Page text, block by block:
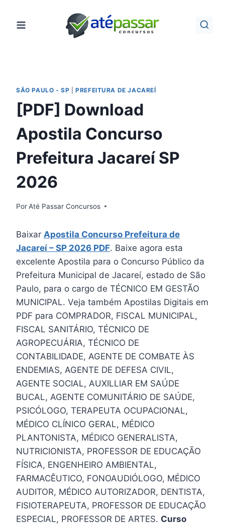
para
SÃO PAULO - SP |PREFEITURA DE JACAREÍ
[PDF] Download
Apostila Concurso
Prefeitura Jacareí SP
2026
PorAté Passar Concursos
Baixar Apostila Concurso Prefeitura de
Jacareí – SP 2026 PDF. Baixe agora esta
excelente Apostila para o Concurso Público da
Prefeitura Municipal de Jacareí, estado de São
Paulo, para o cargo de TÉCNICO EM GESTÃO
MUNICIPAL. Veja também Apostilas Digitais em
PDF para COMPRADOR, FISCAL MUNICIPAL,
FISCAL SANITÁRIO, TÉCNICO DE
AGROPECUÁRIA, TÉCNICO DE
CONTABILIDADE, AGENTE DE COMBATE ÀS
ENDEMIAS, AGENTE DE DEFESA CIVIL,
AGENTE SOCIAL, AUXILLIAR EM SAÚDE
BUCAL, AGENTE COMUNITÁRIO DE SAÚDE,
PSICÓLOGO, TERAPEUTA OCUPACIONAL,
MÉDICO CLÍNICO GERAL, MÉDICO
PLANTONISTA, MÉDICO GENERALISTA,
NUTRICIONISTA, PROFESSOR DE EDUCAÇÃO
FÍSICA, ENGENHEIRO AMBIENTAL,
FARMACÊUTICO, FONOAUDIÓLOGO, MÉDICO
AUDITOR, MÉDICO AUTORIZADOR, DENTISTA,
FISIOTERAPEUTA, PROFESSOR DE EDUCAÇÃO
ESPECIAL, PROFESSOR DE ARTES. Curso